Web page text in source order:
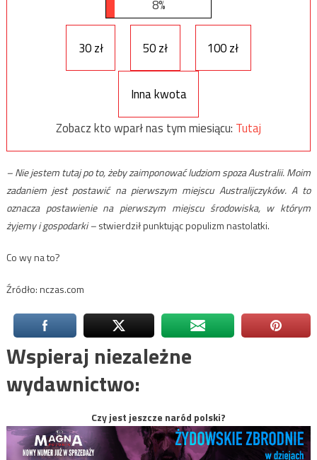
8%
30 zł 50 zł 100 zł
Inna kwota
Zobacz kto wparł nas tym miesiącu: Tutaj
– Nie jestem tutaj po to, żeby zaimponować ludziom spoza Australii. Moim
zadaniem jest postawić na pierwszym miejscu Australijczyków. A to
oznacza postawienie na pierwszym miejscu środowiska, w którym
żyjemy i gospodarki –stwierdził punktując populizm nastolatki.
Co wy na to?
Źródło: nczas.com
Wspieraj niezależne
wydawnictwo:
Czy jest jeszcze naród polski?